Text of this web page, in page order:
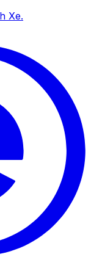
Xe.